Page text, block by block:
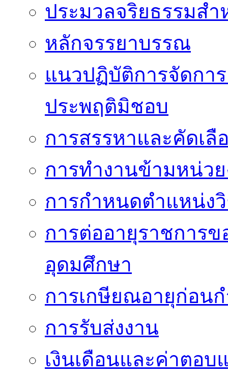
ประมวลจริยธรรมส
หลักจรรยาบรรณ
แนวปฏิบัติการจัดการ
ประพฤติมิชอบ
การสรรหาและคัดเลื
การทำงานข้ามหน่ว
การกำหนดตำแหน่ง
การต่ออายุราชการ
อุดมศึกษา
การเกษียณอายุก่อน
การรับส่งงาน
เงินเดือนและค่าตอบ